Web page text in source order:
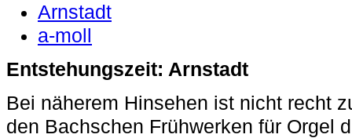
Arnstadt
a-moll
Entstehungszeit: Arnstadt
Bei näherem Hinsehen ist nicht recht
den Bachschen Frühwerken für Orgel